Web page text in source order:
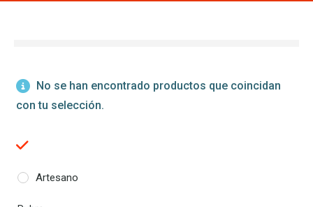
No se han encontrado productos que coincidan
con tu selección.
Artesano